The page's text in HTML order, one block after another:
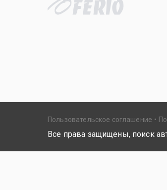
Пользовательское соглашение
Все права защищены, поиск